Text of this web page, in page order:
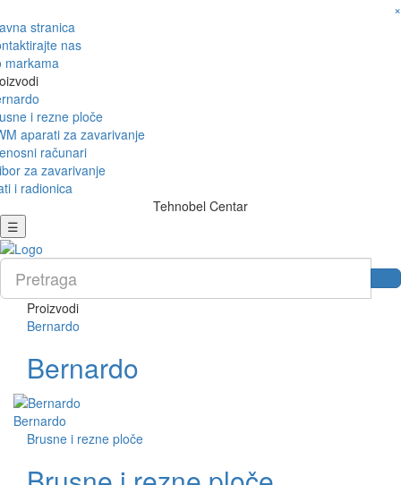
×
stranica
nas
markama
i rezne ploče
aparati za zavarivanje
računari
za zavarivanje
i radionica
Tehnobel Centar
☰
Proizvodi
Bernardo
Bernardo
Bernardo
Brusne i rezne ploče